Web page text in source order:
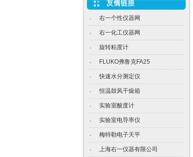
· 右一个性仪器网
· 右一化工仪器网
· 旋转粘度计
· FLUKO弗鲁克FA25
· 快速水分测定仪
· 恒温鼓风干燥箱
· 实验室酸度计
· 实验室电导率仪
· 梅特勒电子天平
· 上海右一仪器有限公司